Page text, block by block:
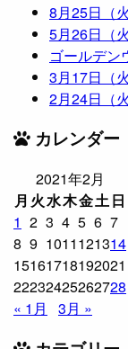
8月25日（
5月26日（
ゴールデン
3月17日（
2月24日（
カレンダー
2021年2月
月 火水木金土日
1 2 3 4 5 6 7
8 9 1011121314
15161718192021
22232425262728
« 1月
3月 »